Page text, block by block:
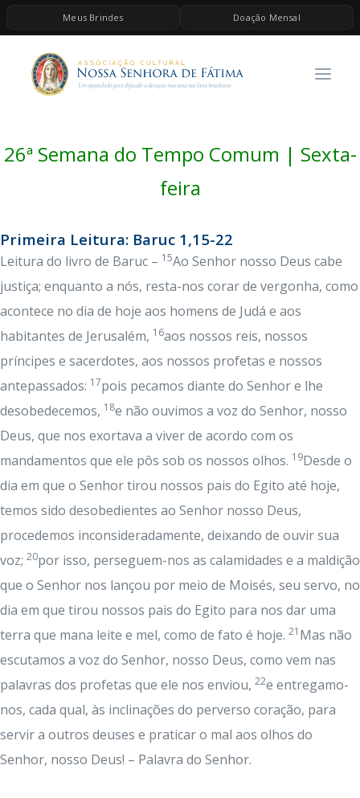
Meus Brindes Doação Mensal
HOME
A ASSOCIAÇÃO
ESPIRITUALIDADE
QUERO DOAR
26ª Semana do Tempo Comum | Sexta-
feira
Primeira Leitura: Baruc 1,15-22
Leitura do livro de Baruc – 15Ao Senhor nosso Deus cabe
justiça; enquanto a nós, resta-nos corar de vergonha, como
acontece no dia de hoje aos homens de Judá e aos
habitantes de Jerusalém, 16aos nossos reis, nossos
príncipes e sacerdotes, aos nossos profetas e nossos
antepassados: 17pois pecamos diante do Senhor e lhe
desobedecemos, 18e não ouvimos a voz do Senhor, nosso
Deus, que nos exortava a viver de acordo com os
mandamentos que ele pôs sob os nossos olhos. 19Desde o
dia em que o Senhor tirou nossos pais do Egito até hoje,
temos sido desobedientes ao Senhor nosso Deus,
procedemos inconsideradamente, deixando de ouvir sua
voz; 20por isso, perseguem-nos as calamidades e a maldição
que o Senhor nos lançou por meio de Moisés, seu servo, no
dia em que tirou nossos pais do Egito para nos dar uma
terra que mana leite e mel, como de fato é hoje. 21 Mas não
escutamos a voz do Senhor, nosso Deus, como vem nas
palavras dos profetas que ele nos enviou, 22e entregamo-
nos, cada qual, às inclinações do perverso coração, para
servir a outros deuses e praticar o mal aos olhos do
Senhor, nosso Deus! – Palavra do Senhor.